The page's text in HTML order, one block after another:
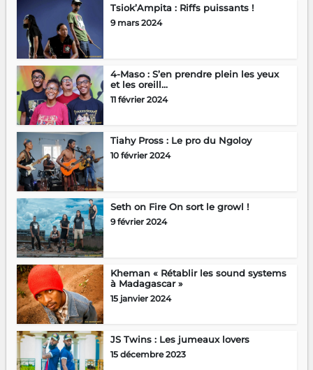
Tsiok’Ampita : Riffs puissants !
9 mars 2024
4-Maso : S’en prendre plein les yeux
et les oreill...
11 février 2024
Tiahy Pross : Le pro du Ngoloy
10 février 2024
Seth on Fire On sort le growl !
9 février 2024
Kheman « Rétablir les sound systems
à Madagascar »
15 janvier 2024
JS Twins : Les jumeaux lovers
15 décembre 2023